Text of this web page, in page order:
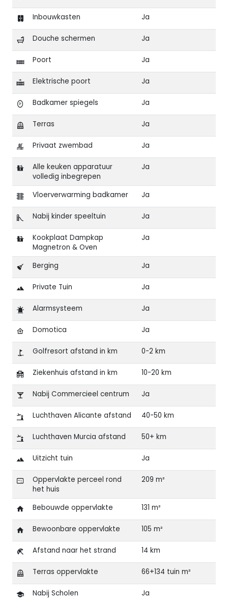
Inbouwkasten Ja
Douche schermen Ja
Poort Ja
Elektrische poort Ja
Badkamer spiegels Ja
Terras Ja
Privaat zwembad Ja
Alle keuken apparatuur
volledig inbegrepen
Ja
Vloerverwarming badkamer Ja
Nabij kinder speeltuin Ja
Kookplaat Dampkap
Magnetron & Oven
Ja
Berging Ja
Private Tuin Ja
Alarmsysteem Ja
Domotica Ja
Golfresort afstand in km 0-2 km
Ziekenhuis afstand in km 10-20 km
Nabij Commercieel centrum Ja
Luchthaven Alicante afstand 40-50 km
Luchthaven Murcia afstand 50+ km
Uitzicht tuin Ja
Oppervlakte perceel rond
het huis
209 m²
Bebouwde oppervlakte 131 m²
Bewoonbare oppervlakte 105 m²
Afstand naar het strand 14 km
Terras oppervlakte 66+134 tuin m²
Nabij Scholen Ja